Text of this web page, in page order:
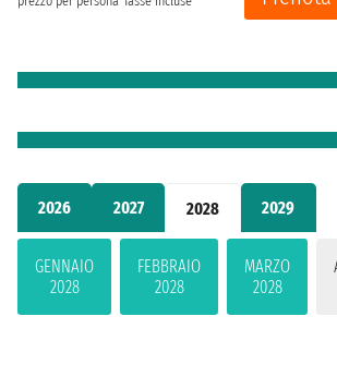
2026 2027 2028 2029
GENNAIO
2028
FEBBRAIO
2028
MARZO
2028